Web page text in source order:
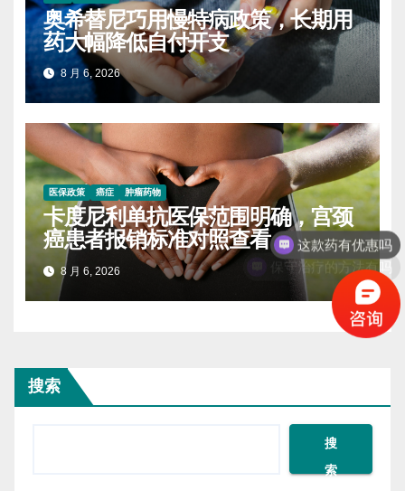
奥希替尼巧用慢特病政策，长期用
药大幅降低自付开支
8 月 6, 2026
医保政策 癌症 肿瘤药物
卡度尼利单抗医保范围明确，宫颈
癌患者报销标准对照查看
8 月 6, 2026
搜索
搜
索
这款药有优惠吗
保守治疗的方法有吗